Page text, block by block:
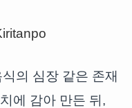
의 심장 같은 존재
에 감아 만든 뒤,